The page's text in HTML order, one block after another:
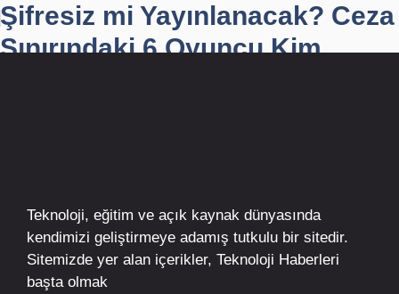
Şifresiz mi Yayınlanacak? Ceza
Sınırındaki 6 Oyuncu Kim...
Teknoloji, eğitim ve açık kaynak dünyasında
kendimizi geliştirmeye adamış tutkulu bir sitedir.
Sitemizde yer alan içerikler, Teknoloji Haberleri
başta olmak